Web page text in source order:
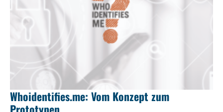
Whoidentifies.me: Vom Konzept zum
Prototypen